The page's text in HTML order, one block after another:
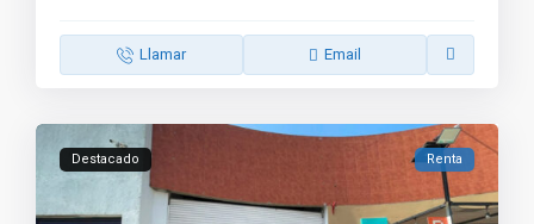
Llamar Email
Destacado Renta